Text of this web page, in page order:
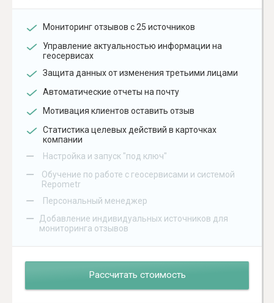
Мониторинг отзывов с 25 источников
Управление актуальностью информации на
геосервисах
Защита данных от изменения третьими лицами
Автоматические отчеты на почту
Мотивация клиентов оставить отзыв
Статистика целевых действий в карточках
компании
– Настройка и запуск "под ключ"
–
Обучение по работе с геосервисами и системой
Repometr
– Персональный менеджер
–
Добавление индивидуальных источников для
мониторинга отзывов
Рассчитать стоимость